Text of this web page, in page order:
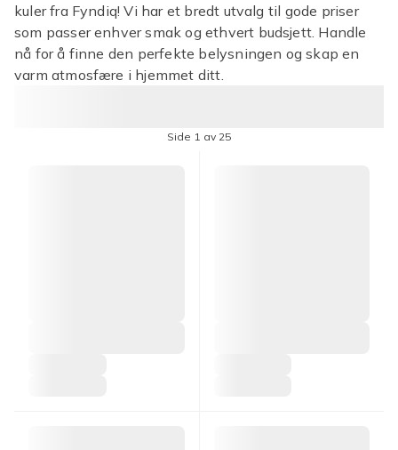
kuler fra Fyndiq! Vi har et bredt utvalg til gode priser
som passer enhver smak og ethvert budsjett. Handle
nå for å finne den perfekte belysningen og skap en
varm atmosfære i hjemmet ditt.
Side 1 av 25